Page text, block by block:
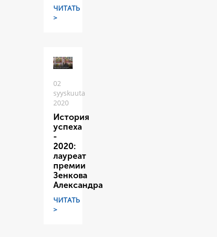
ЧИТАТЬ
>
02
syyskuuta
2020
История
успеха
-
2020:
лауреат
премии
Зенкова
Александра
ЧИТАТЬ
>